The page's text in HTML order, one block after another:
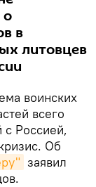
о
в
литовцев
воинских
всего
с Россией,
Об
заявил